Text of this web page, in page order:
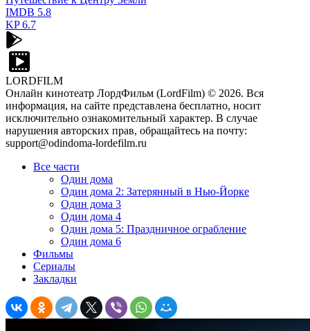
IMDB 5.8
KP6.7
LORDFILM
Онлайн кинотеатр ЛордФильм (LordFilm) © 2026. Вся
информация, на сайте представлена бесплатно, носит
исключительно ознакомительный характер. В случае
нарушения авторских прав, обращайтесь на почту:
support@odindoma-lordefilm.ru
Все части
Один дома
Один дома 2: Затерянный в Нью-Йорке
Один дома 3
Один дома 4
Один дома 5: Праздничное ограбление
Один дома 6
Фильмы
Сериалы
Закладки